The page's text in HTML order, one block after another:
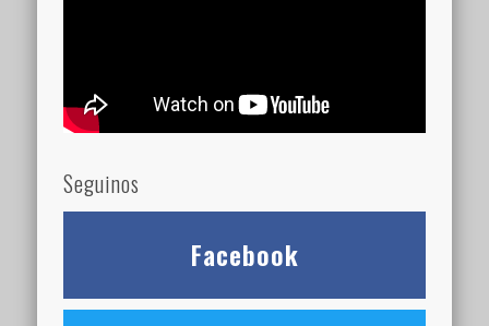
Seguinos
Facebook